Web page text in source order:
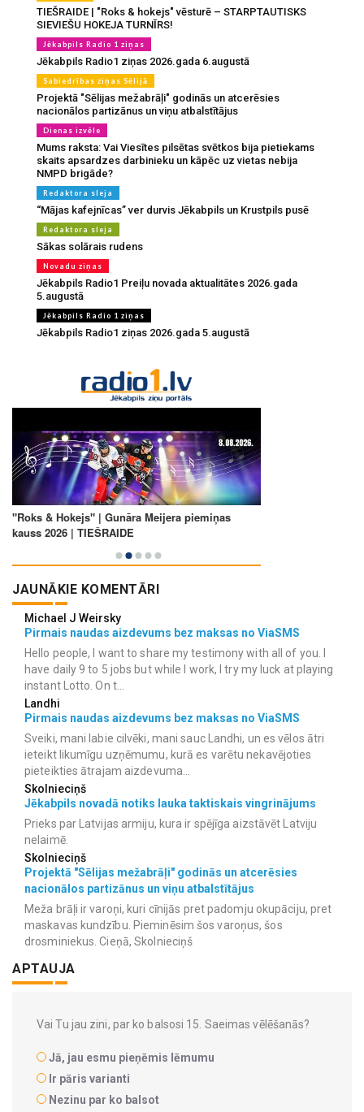
TIEŠRAIDE | "Roks & hokejs" vēsturē – STARPTAUTISKS
SIEVIEŠU HOKEJA TURNĪRS!
Jēkabpils Radio 1 ziņas
Jēkabpils Radio1 ziņas 2026.gada 6.augustā
Sabiedrības ziņas Sēlijā
Projektā "Sēlijas mežabrāļi" godinās un atcerēsies
nacionālos partizānus un viņu atbalstītājus
Dienas izvēle
Mums raksta: Vai Viesītes pilsētas svētkos bija pietiekams
skaits apsardzes darbinieku un kāpēc uz vietas nebija
NMPD brigāde?
Redaktora sleja
“Mājas kafejnīcas” ver durvis Jēkabpils un Krustpils pusē
Redaktora sleja
Sākas solārais rudens
Novadu ziņas
Jēkabpils Radio1 Preiļu novada aktualitātes 2026.gada
5.augustā
Jēkabpils Radio 1 ziņas
Jēkabpils Radio1 ziņas 2026.gada 5.augustā
JAUNĀKIE KOMENTĀRI
Michael J Weirsky
Pirmais naudas aizdevums bez maksas no ViaSMS
Hello people, I want to share my testimony with all of you. I
have daily 9 to 5 jobs but while I work, I try my luck at playing
instant Lotto. On t...
Landhi
Pirmais naudas aizdevums bez maksas no ViaSMS
Sveiki, mani labie cilvēki, mani sauc Landhi, un es vēlos ātri
ieteikt likumīgu uzņēmumu, kurā es varētu nekavējoties
pieteikties ātrajam aizdevuma...
Skolnieciņš
Jēkabpils novadā notiks lauka taktiskais vingrinājums
Prieks par Latvijas armiju, kura ir spējīga aizstāvēt Latviju
nelaimē.
Skolnieciņš
Projektā "Sēlijas mežabrāļi" godinās un atcerēsies
nacionālos partizānus un viņu atbalstītājus
Meža brāļi ir varoņi, kuri cīnijās pret padomju okupāciju, pret
maskavas kundzību. Pieminēsim šos varoņus, šos
drosminiekus. Cieņā, Skolnieciņš
APTAUJA
Vai Tu jau zini, par ko balsosi 15. Saeimas vēlēšanās?
Jā, jau esmu pieņēmis lēmumu
Ir pāris varianti
Nezinu par ko balsot